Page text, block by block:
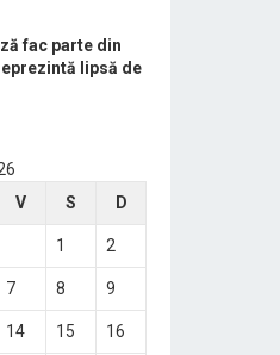
fac parte din
lipsă de
V S D
1 2
7 8 9
14 15 16